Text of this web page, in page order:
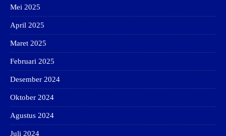
Mei 2025
April 2025
Maret 2025
Februari 2025
Desember 2024
Oktober 2024
Agustus 2024
Juli 2024